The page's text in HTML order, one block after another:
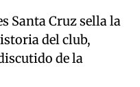
Santa Cruz sella la
del club,
de la